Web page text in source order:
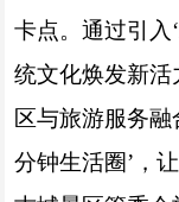
卡点。通过引入
统文化焕发新
区与旅游服务
分钟生活圈’，